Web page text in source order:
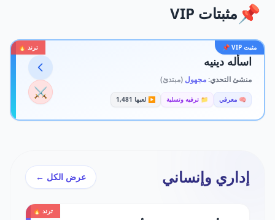
📌 مثبتات VIP
مثبت VIP 📌 ترند 🔥
اسأله دينيه
منشئ التحدي:مجهول (مبتدئ)
🧠 معرفي 📁 ترفيه وتسلية ▶️ لعبها 1,481 ⚔️
إداري وإنساني عرض الكل ←
ترند 🔥